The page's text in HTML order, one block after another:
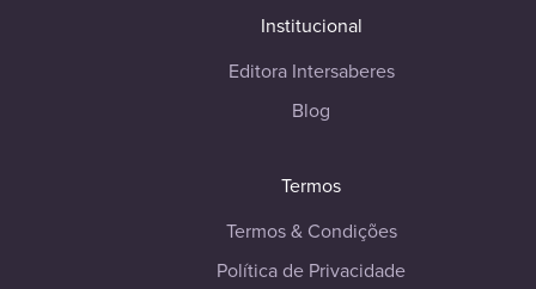
Institucional
Editora Intersaberes
Blog
Termos
Termos & Condições
Política de Privacidade